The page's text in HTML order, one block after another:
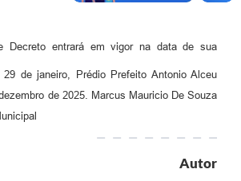
Decreto entrará em vigor na data de sua
de janeiro, Prédio Prefeito Antonio Alceu
de 2025. Marcus Mauricio De Souza
Autor